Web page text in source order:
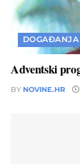
DOGAĐANJA
Adventski
BY NOVINE.HR